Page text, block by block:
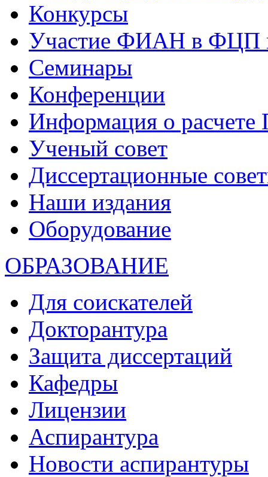
Конкурсы
Участие ФИАН в ФЦП
Семинары
Конференции
Информация о
Ученый совет
Диссертационные
Наши издания
Оборудование
ОБРАЗОВАНИЕ
Для соискателей
Докторантура
Защита диссертаций
Кафедры
Лицензии
Аспирантура
Новости аспирантуры